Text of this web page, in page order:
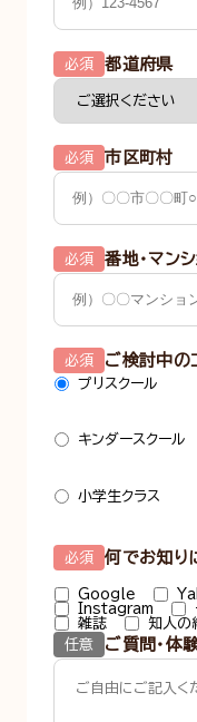
必須 都道府県
必須 市区町村
必須 番地・マン
必須 ご検討中の
プリスクール
キンダースクール
小学生クラス
必須 何でお知り
Google
Instagram
雑誌
知人の
任意
ご質問・体